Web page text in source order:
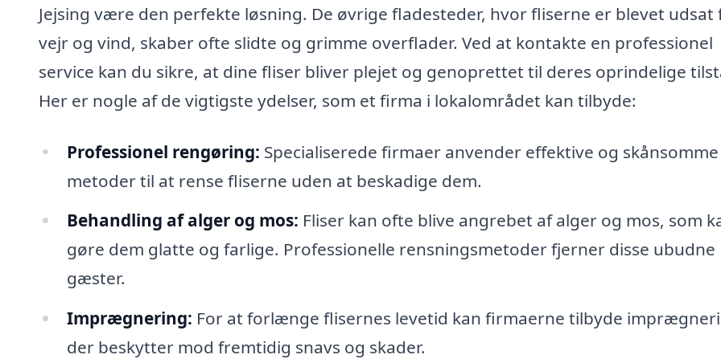
Jejsing være den perfekte løsning. De øvrige fladesteder, hvor fliserne er blevet udsat
vejr og vind, skaber ofte slidte og grimme overflader. Ved at kontakte en professionel
service kan du sikre, at dine fliser bliver plejet og genoprettet til deres oprindelige
Her er nogle af de vigtigste ydelser, som et firma i lokalområdet kan tilbyde:
Professionel rengøring: Specialiserede firmaer anvender effektive og skånsomme
metoder til at rense fliserne uden at beskadige dem.
Behandling af alger og mos: Fliser kan ofte blive angrebet af alger og mos, som
gøre dem glatte og farlige. Professionelle rensningsmetoder fjerner disse ubudne
gæster.
Imprægnering: For at forlænge flisernes levetid kan firmaerne tilbyde
der beskytter mod fremtidig snavs og skader.